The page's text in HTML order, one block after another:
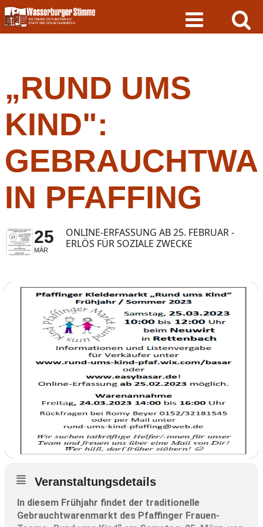
Skip
to
content
„RUND UMS
KIND":
IN PFAFFING
25
MÄR
ONLINE-ERFASSUNG AB 25. FEBRUAR -
ERLÖS FÜR SOZIALE ZWECKE
Veranstaltungsdetails
In diesem Frühjahr findet der traditionelle
Gebrauchtwarenmarkt des Pfaffinger Frauen-